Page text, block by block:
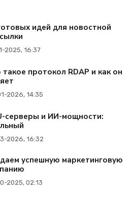
идей для новостной
2025, 16:37
такое протокол RDAP и как он
2026, 14:35
серверы и ИИ-мощности:
2026, 16:32
успешную маркетинговую
2025, 02:13